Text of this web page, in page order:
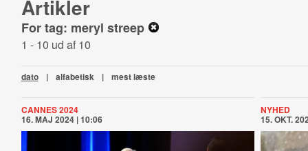
Artikler
For tag: meryl streep
1 - 10 ud af 10
dato | alfabetisk | mest læste
CANNES 2024
16. MAJ 2024 | 10:06
NYHED
15. OKT.